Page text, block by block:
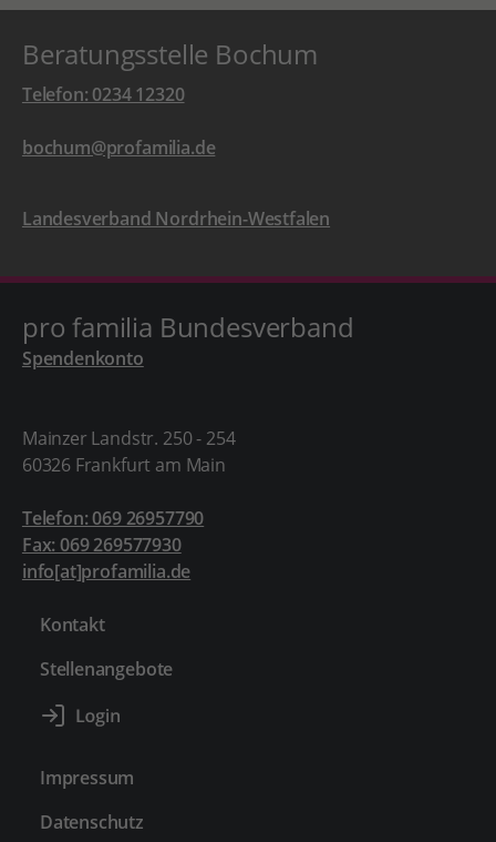
Beratungsstelle Bochum
Telefon: 0234 12320
bochum@profamilia.de
Landesverband Nordrhein-Westfalen
pro familia Bundesverband
Spendenkonto
Mainzer Landstr. 250 - 254
60326 Frankfurt am Main
Telefon: 069 26957790
Fax: 069 269577930
info[at]profamilia.de
Kontakt
Stellenangebote
Impressum
Datenschutz